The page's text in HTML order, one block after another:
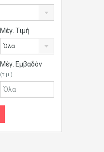
Μέγ. Τιμή
Όλα
Μέγ. Εμβαδόν
(τ.μ.)